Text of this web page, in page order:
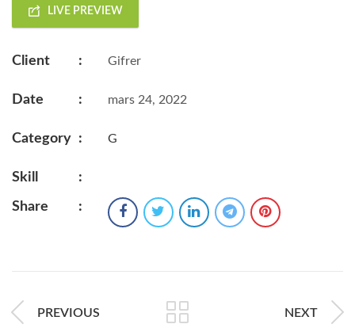
LIVE PREVIEW
Client : Gifrer
Date : mars 24, 2022
Category : G
Skill :
Share :
PREVIOUS NEXT